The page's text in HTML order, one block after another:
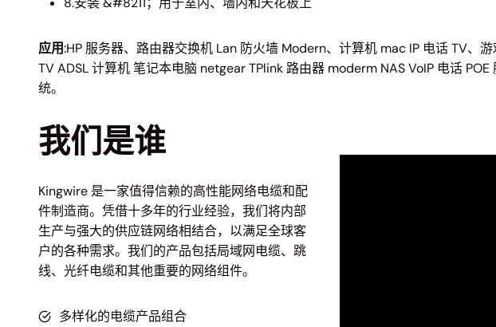
应用:HP 服务器、路由器交换机 Lan 防火墙 Modern、计算机 mac IP 电话 TV、
TV ADSL 计算机 笔记本电脑 netgear TPlink 路由器 moderm NAS VoIP 电话
统。
我们是谁
Kingwire 是一家值得信赖的高性能网络电缆和配
件制造商。凭借十多年的行业经验，我们将内部
生产与强大的供应链网络相结合，以满足全球客
户的各种需求。我们的产品包括局域网电缆、跳
线、光纤电缆和其他重要的网络组件。
多样化的电缆产品组合